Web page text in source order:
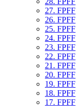
27. FPFF
26. FPFF
25. FPFF
24. FPFF
23. FPFF
22. FPFF
21. FPFF
20. FPFF
19. FPFF
18. FPFF
17. FPFF